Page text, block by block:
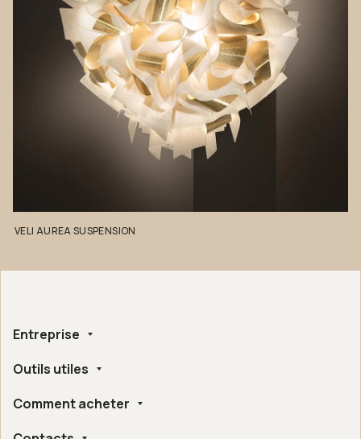
VELI AUREASUSPENSION
Entreprise
Qui nous sommes
Accessibilité Numérique
Outils utiles
Whistleblowing
Comment acheter